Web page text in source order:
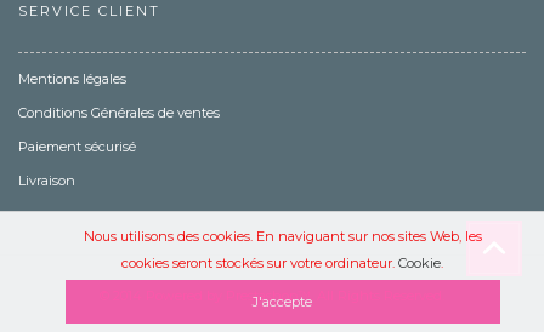
SERVICE CLIENT
Mentions légales
Conditions Générales de ventes
Paiement sécurisé
Livraison
© 2014 Powered by Prestashop™. All Rights Reserved.
Nous utilisons des cookies. En naviguant sur nos sites Web, les
cookies seront stockés sur votre ordinateur.Cookie.
J'accepte